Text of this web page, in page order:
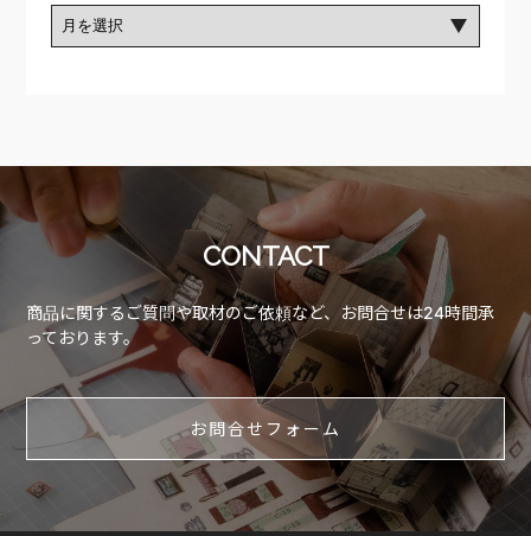
CONTACT
商品に関するご質問や取材のご依頼など、お問合せは24時間承
っております。
お問合せフォーム